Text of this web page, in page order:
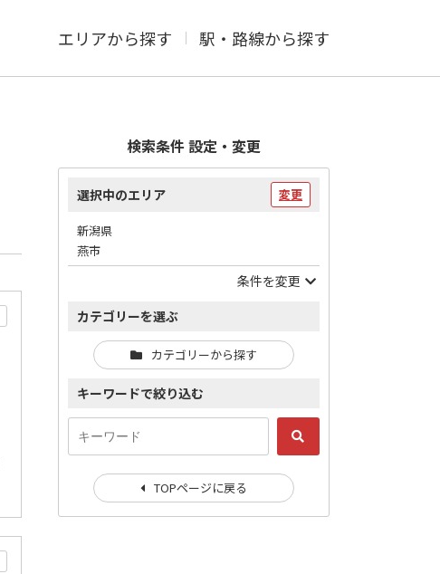
エリアから探す 駅・路線から探す
検索条件 設定・変更
選択中のエリア 変更
新潟県
燕市
条件を変更
カテゴリーを選ぶ
カテゴリーから探す
キーワードで絞り込む
TOPページに戻る